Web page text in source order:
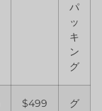
パ
ッ
キ
ン
グ
$499
グ